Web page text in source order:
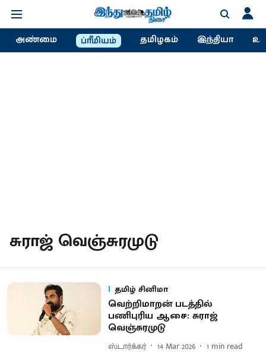
அண்மை ப்ரீமியம் தமிழகம் இந்தியா
சுராஜ் வெஞ்சுரமுடு
தமிழ் சினிமா
வெற்றிமாறன் படத்தில்
பணிபுரிய ஆசை: சுராஜ்
வெஞ்சுரமுடு
ஸ்டார்க்கர் 14 Mar 2026 1 min read